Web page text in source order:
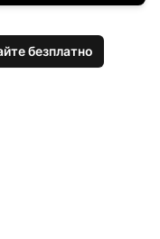
безплатно